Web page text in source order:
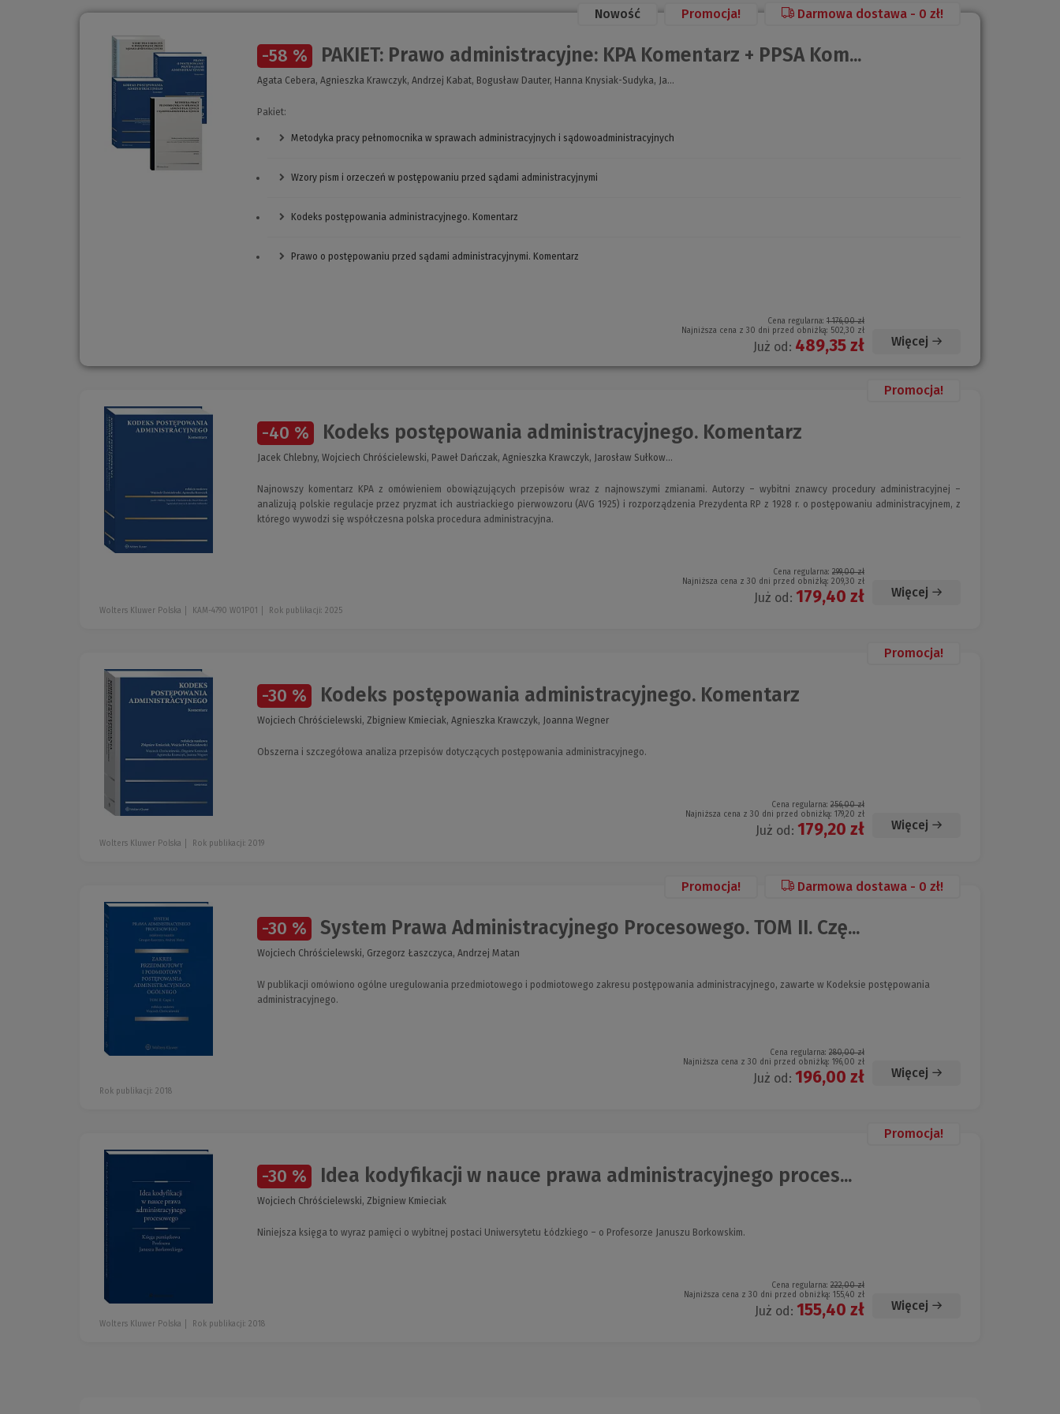
Nowość Promocja! Darmowa dostawa - 0 zł!
-58 % PAKIET: Prawo administracyjne: KPA Komentarz + PPSA Kom...
Agata Cebera, Agnieszka Krawczyk, Andrzej Kabat, Bogusław Dauter, Hanna Knysiak-Sudyka, Ja...
Pakiet:
Metodyka pracy pełnomocnika w sprawach administracyjnych i sądowoadministracyjnych
Wzory pism i orzeczeń w postępowaniu przed sądami administracyjnymi
Kodeks postępowania administracyjnego. Komentarz
Prawo o postępowaniu przed sądami administracyjnymi. Komentarz
Cena regularna: 1 176,00 zł
Najniższa cena z 30 dni przed obniżką: 502,30 zł
Już od: 489,35 zł Więcej
Promocja!
-40 % Kodeks postępowania administracyjnego. Komentarz
Jacek Chlebny, Wojciech Chróścielewski, Paweł Dańczak, Agnieszka Krawczyk, Jarosław Sułkow...
Najnowszy komentarz KPA z omówieniem obowiązujących przepisów wraz z najnowszymi zmianami. Autorzy – wybitni znawcy procedury administracyjnej –
analizują polskie regulacje przez pryzmat ich austriackiego pierwowzoru (AVG 1925) i rozporządzenia Prezydenta RP z 1928 r. o postępowaniu administracyjnem, z
którego wywodzi się współczesna polska procedura administracyjna.
Cena regularna: 299,00 zł
Najniższa cena z 30 dni przed obniżką: 209,30 zł
Już od: 179,40 zł Więcej
Wolters Kluwer Polska KAM-4790 W01P01 Rok publikacji: 2025
Promocja!
-30 % Kodeks postępowania administracyjnego. Komentarz
Wojciech Chróścielewski, Zbigniew Kmieciak, Agnieszka Krawczyk, Joanna Wegner
Obszerna i szczegółowa analiza przepisów dotyczących postępowania administracyjnego.
Cena regularna: 256,00 zł
Najniższa cena z 30 dni przed obniżką: 179,20 zł
Już od: 179,20 zł Więcej
Wolters Kluwer Polska Rok publikacji: 2019
Promocja! Darmowa dostawa - 0 zł!
-30 % System Prawa Administracyjnego Procesowego. TOM II. Czę...
Wojciech Chróścielewski, Grzegorz Łaszczyca, Andrzej Matan
W publikacji omówiono ogólne uregulowania przedmiotowego i podmiotowego zakresu postępowania administracyjnego, zawarte w Kodeksie postępowania
administracyjnego.
Cena regularna: 280,00 zł
Najniższa cena z 30 dni przed obniżką: 196,00 zł
Już od: 196,00 zł Więcej
Rok publikacji: 2018
Promocja!
-30 % Idea kodyfikacji w nauce prawa administracyjnego proces...
Wojciech Chróścielewski, Zbigniew Kmieciak
Niniejsza księga to wyraz pamięci o wybitnej postaci Uniwersytetu Łódzkiego – o Profesorze Januszu Borkowskim.
Cena regularna: 222,00 zł
Najniższa cena z 30 dni przed obniżką: 155,40 zł
Już od: 155,40 zł Więcej
Wolters Kluwer Polska Rok publikacji: 2018